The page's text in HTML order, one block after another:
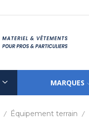
MARQUES
/ Équipement terrain /